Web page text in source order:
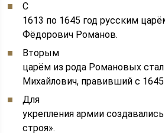
С
1613 по 1645 год русским
Фёдорович Романов.
Вторым
царём из рода Романовых
Михайлович, правивший с 1645
Для
укрепления армии
строя».